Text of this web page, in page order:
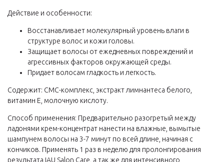
Действие и особенности:
Восстанавливает молекулярный уровень влаги в
структуре волос и кожи головы.
Защищает волосы от ежедневных повреждений и
агрессивных факторов окружающей среды.
Придает волосам гладкость и легкость.
Содержит: СМС-комплекс, экстракт лимнантеса белого,
витамин Е, молочную кислоту.
Способ применения: Предварительно разогретый между
ладонями крем-концентрат нанести на влажные, вымытые
шампунем волосы на 3-7 минут по всей длине, начиная с
кончиков. Применять 1 раз в неделю для пролонгирования
результата IAU Salon Care, а так же для интенсивного